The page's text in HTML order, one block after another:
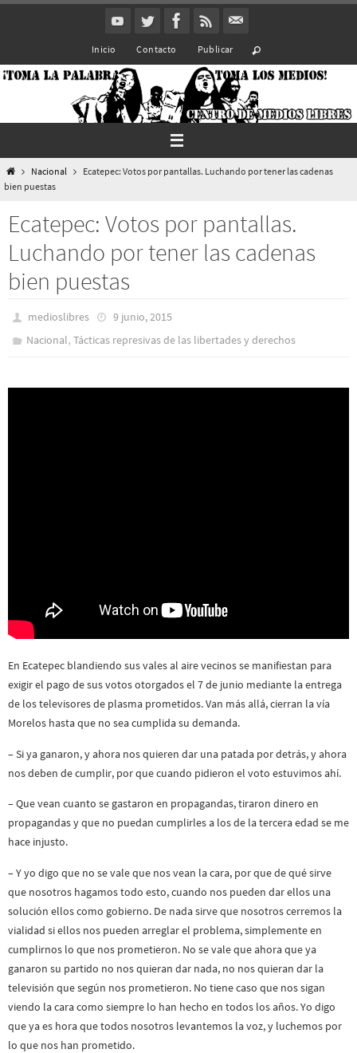
Inicio Contacto Publicar
InicioNacional
Ecatepec: Votos por pantallas. Luchando por tener las cadenas
bien puestas
Ecatepec: Votos por pantallas.
Luchando por tener las cadenas
bien puestas
medioslibres
9 junio, 2015
Nacional,Tácticas represivas de las libertades y derechos
En Ecatepec blandiendo sus vales al aire vecinos se manifiestan para
exigir el pago de sus votos otorgados el 7 de junio mediante la entrega
de los televisores de plasma prometidos. Van más allá, cierran la vía
Morelos hasta que no sea cumplida su demanda.
– Si ya ganaron, y ahora nos quieren dar una patada por detrás, y ahora
nos deben de cumplir, por que cuando pidieron el voto estuvimos ahí.
– Que vean cuanto se gastaron en propagandas, tiraron dinero en
propagandas y que no puedan cumplirles a los de la tercera edad se me
hace injusto.
– Y yo digo que no se vale que nos vean la cara, por que de qué sirve
que nosotros hagamos todo esto, cuando nos pueden dar ellos una
solución ellos como gobierno. De nada sirve que nosotros cerremos la
vialidad si ellos nos pueden arreglar el problema, simplemente en
cumplirnos lo que nos prometieron. No se vale que ahora que ya
ganaron su partido no nos quieran dar nada, no nos quieran dar la
televisión que según nos prometieron. No tiene caso que nos sigan
viendo la cara como siempre lo han hecho en todos los años. Yo digo
que ya es hora que todos nosotros levantemos la voz, y luchemos por
lo que nos han prometido.